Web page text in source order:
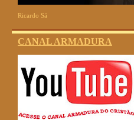
Ricardo Sá
CANAL ARMADURA